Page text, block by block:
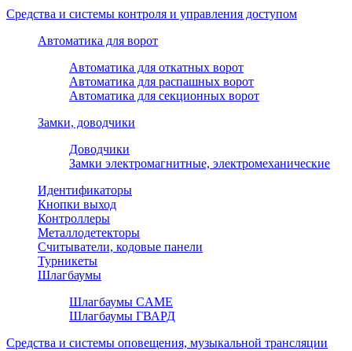
Средства и системы контроля и управления доступом
Автоматика для ворот
Автоматика для откатных ворот
Автоматика для распашных ворот
Автоматика для секционных ворот
Замки, доводчики
Доводчики
Замки электромагнитные, электромеханические
Идентификаторы
Кнопки выход
Контроллеры
Металлодетекторы
Считыватели, кодовые панели
Турникеты
Шлагбаумы
Шлагбаумы CAME
Шлагбаумы ГВАРД
Средства и системы оповещения, музыкальной трансляции